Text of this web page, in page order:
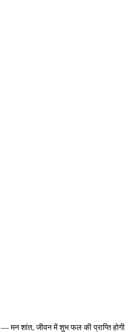
मन शांत, जीवन में शुभ फल की प्राप्ति होगी